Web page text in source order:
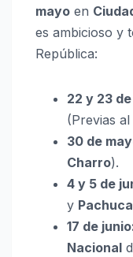
mayo en
es ambicioso y
República:
22 y 23
(Previas
30 de
Charro).
4 y 5 de
y Pachuca
17 de
Nacional